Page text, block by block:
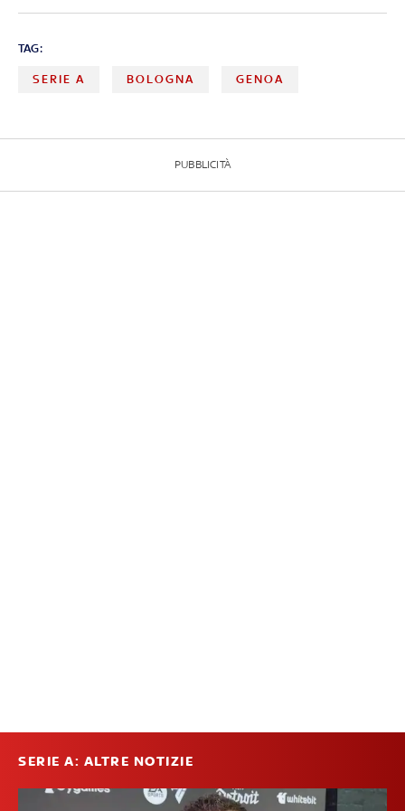
TAG:
SERIE A BOLOGNA GENOA
PUBBLICITÀ
SERIE A: ALTRE NOTIZIE